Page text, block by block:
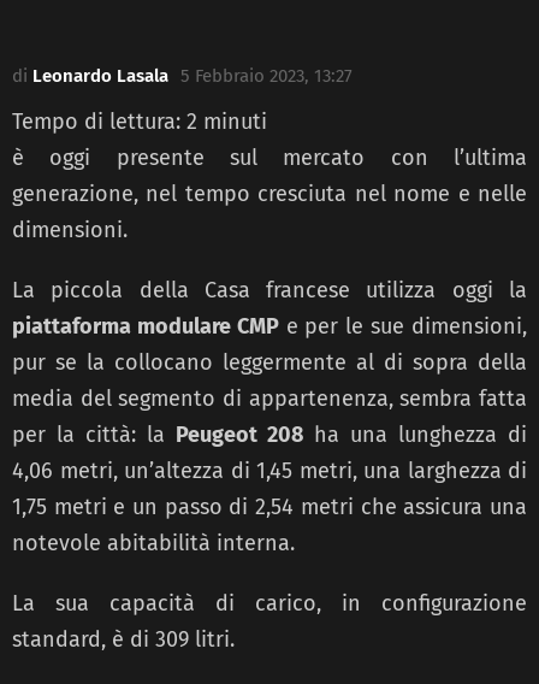
di Leonardo Lasala 5 Febbraio 2023, 13:27
Tempo di lettura: 2 minuti
è oggi presente sul mercato con l’ultima
generazione, nel tempo cresciuta nel nome e nelle
dimensioni.
La piccola della Casa francese utilizza oggi la
piattaforma modulare CMPe per le sue dimensioni,
pur se la collocano leggermente al di sopra della
media del segmento di appartenenza, sembra fatta
per la città: la Peugeot 208 ha una lunghezza di
4,06 metri, un’altezza di 1,45 metri, una larghezza di
1,75 metri e un passo di 2,54 metri che assicura una
notevole abitabilità interna.
La sua capacità di carico, in configurazione
standard, è di 309 litri.